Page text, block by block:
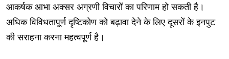
आकर्षक आभा अक्सर अग्रणी विचारों का परिणाम हो सकती है।
अधिक विविधतापूर्ण दृष्टिकोण को बढ़ावा देने के लिए दूसरों के इनपुट
की सराहना करना महत्वपूर्ण है।